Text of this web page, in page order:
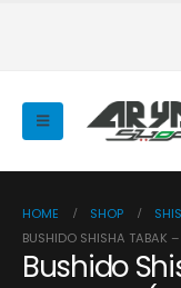
HOME SHOP
BUSHIDO SHISHA TABAK
Bushido